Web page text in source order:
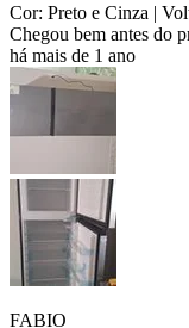
Cor: Preto e Cinza |
Chegou bem antes do
há mais de 1 ano
FABIO